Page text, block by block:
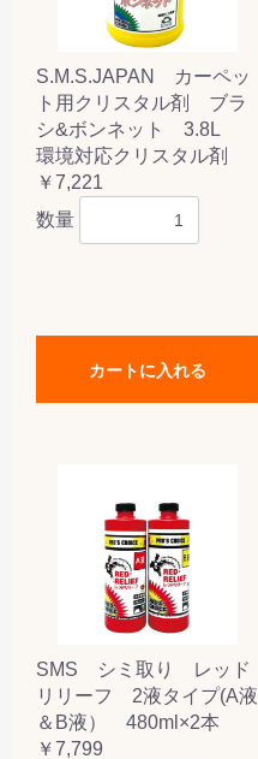
S.M.S.JAPAN カーペッ
ト用クリスタル剤 ブラ
シ&ボンネット 3.8L
環境対応クリスタル剤
￥7,221
数量
カートに入れる
SMS シミ取り レッド
リリーフ 2液タイプ(A液
＆B液） 480ml×2本
￥7,799